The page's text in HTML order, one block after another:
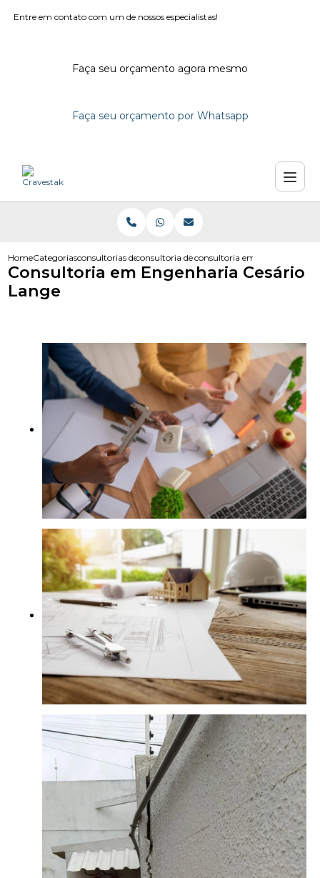
Entre em contato com um de nossos especialistas!
Faça seu orçamento agora mesmo
Faça seu orçamento por Whatsapp
HomeCategoriasconsultorias de engenhariaconsultoria de engenharia civil
consultoria em engenharia
Consultoria em Engenharia Cesário
Lange